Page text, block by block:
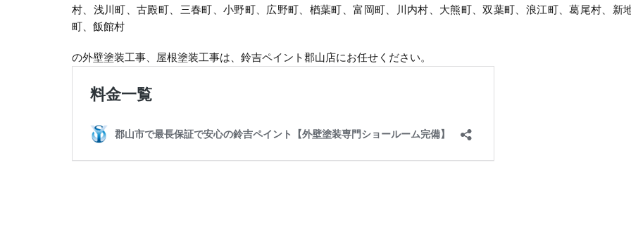
村、浅川町、古殿町、三春町、小野町、広野町、楢葉町、富岡町、川内村、大熊町、双葉町、浪江町、葛尾村、新
町、飯館村
の外壁塗装工事、屋根塗装工事は、鈴吉ペイント郡山店にお任せください。